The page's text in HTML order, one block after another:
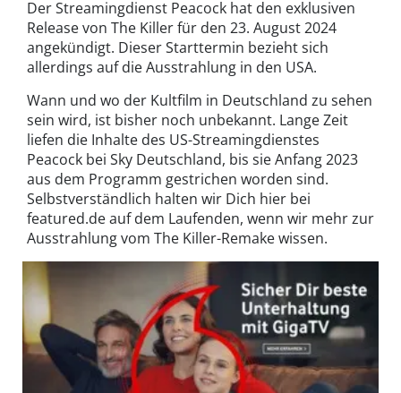
Der Streamingdienst Peacock hat den exklusiven
Release von The Killer für den 23. August 2024
angekündigt. Dieser Starttermin bezieht sich
allerdings auf die Ausstrahlung in den USA.
Wann und wo der Kultfilm in Deutschland zu sehen
sein wird, ist bisher noch unbekannt. Lange Zeit
liefen die Inhalte des US-Streamingdienstes
Peacock bei Sky Deutschland, bis sie Anfang 2023
aus dem Programm gestrichen worden sind.
Selbstverständlich halten wir Dich hier bei
featured.de auf dem Laufenden, wenn wir mehr zur
Ausstrahlung vom The Killer-Remake wissen.